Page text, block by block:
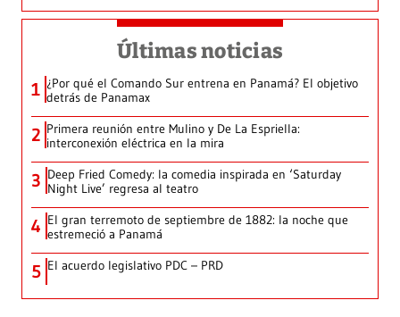
Últimas noticias
1 ¿Por qué el Comando Sur entrena en Panamá? El objetivo
detrás de Panamax
2 Primera reunión entre Mulino y De La Espriella:
interconexión eléctrica en la mira
3 Deep Fried Comedy: la comedia inspirada en ‘Saturday
Night Live’ regresa al teatro
4 El gran terremoto de septiembre de 1882: la noche que
estremeció a Panamá
5 El acuerdo legislativo PDC – PRD